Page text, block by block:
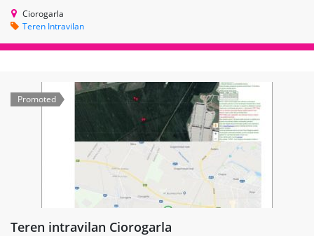
Ciorogarla
Teren Intravilan
Promoted
Teren intravilan Ciorogarla